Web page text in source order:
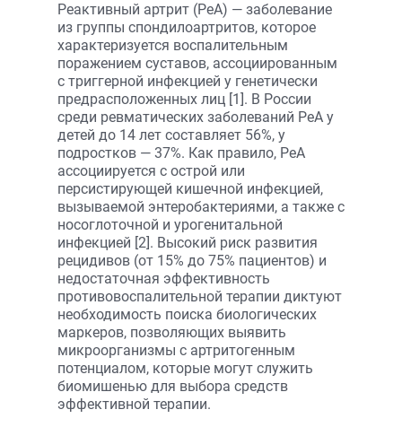
Реактивный артрит (РеА) — заболевание
из группы спондилоартритов, которое
характеризуется воспалительным
поражением суставов, ассоциированным
с триггерной инфекцией у генетически
предрасположенных лиц [1]. В России
среди ревматических заболеваний РеА у
детей до 14 лет составляет 56%, у
подростков — 37%. Как правило, РеА
ассоциируется с острой или
персистирующей кишечной инфекцией,
вызываемой энтеробактериями, а также c
носоглоточной и урогенитальной
инфекцией [2]. Высокий риск развития
рецидивов (от 15% до 75% пациентов) и
недостаточная эффективность
противовоспалительной терапии диктуют
необходимость поиска биологических
маркеров, позволяющих выявить
микроорганизмы с артритогенным
потенциалом, которые могут служить
биомишенью для выбора средств
эффективной терапии.